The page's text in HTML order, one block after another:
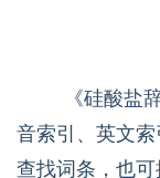
《硅酸盐
音索引、英文
查找词条，也